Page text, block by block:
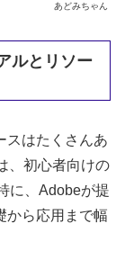
あどみちゃん
ルとリソー
スはたくさんあ
、初心者向けの
に、Adobeが提
から応用まで幅